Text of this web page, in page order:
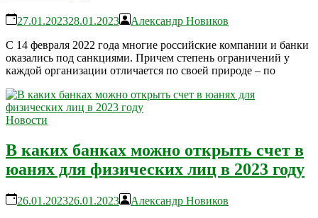
27.01.202328.01.2023
Александр Новиков
С 14 февраля 2022 года многие российские компании и банки
оказались под санкциями. Причем степень ограничений у
каждой организации отличается по своей природе – по
Новости
В каких банках можно открыть счет в
юанях для физических лиц в 2023 году
26.01.202326.01.2023
Александр Новиков